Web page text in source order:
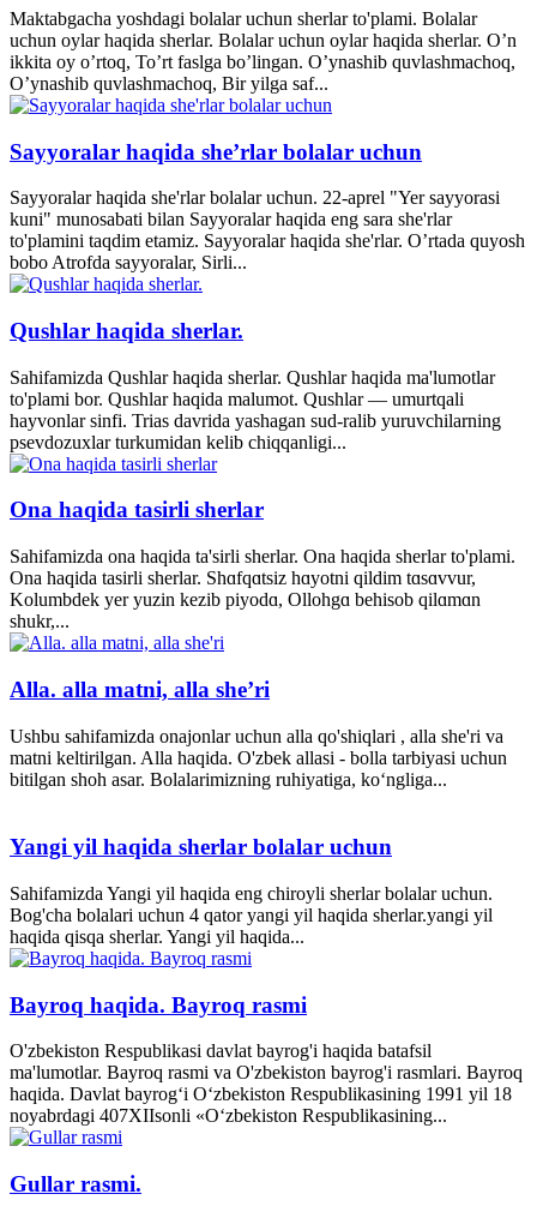
Maktabgacha yoshdagi bolalar uchun sherlar to'plami. Bolalar
uchun oylar haqida sherlar. Bolalar uchun oylar haqida sherlar. O’n
ikkita oy o’rtoq, To’rt faslga bo’lingan. O’ynashib quvlashmachoq,
O’ynashib quvlashmachoq, Bir yilga saf...
Sayyoralar haqida she’rlar bolalar uchun
Sayyoralar haqida she'rlar bolalar uchun. 22-aprel "Yer sayyorasi
kuni" munosabati bilan Sayyoralar haqida eng sara she'rlar
to'plamini taqdim etamiz. Sayyoralar haqida she'rlar. O’rtada quyosh
bobo Atrofda sayyoralar, Sirli...
Qushlar haqida sherlar.
Sahifamizda Qushlar haqida sherlar. Qushlar haqida ma'lumotlar
to'plami bor. Qushlar haqida malumot. Qushlar — umurtqali
hayvonlar sinfi. Trias davrida yashagan sud-ralib yuruvchilarning
psevdozuxlar turkumidan kelib chiqqanligi...
Ona haqida tasirli sherlar
Sahifamizda ona haqida ta'sirli sherlar. Ona haqida sherlar to'plami.
Ona haqida tasirli sherlar. Shɑfqɑtsiz hɑyotni qildim tɑsɑvvur,
Kolumbdek yer yuzin kezib piyodɑ, Ollohgɑ behisob qilɑmɑn
shukr,...
Alla. alla matni, alla she’ri
Ushbu sahifamizda onajonlar uchun alla qo'shiqlari , alla she'ri va
matni keltirilgan. Alla haqida. O'zbek allasi - bolla tarbiyasi uchun
bitilgan shoh asar. Bolalarimizning ruhiyatiga, ko‘ngliga...
Yangi yil haqida sherlar bolalar uchun
Sahifamizda Yangi yil haqida eng chiroyli sherlar bolalar uchun.
Bog'cha bolalari uchun 4 qator yangi yil haqida sherlar.yangi yil
haqida qisqa sherlar. Yangi yil haqida...
Bayroq haqida. Bayroq rasmi
O'zbekiston Respublikasi davlat bayrog'i haqida batafsil
ma'lumotlar. Bayroq rasmi va O'zbekiston bayrog'i rasmlari. Bayroq
haqida. Davlat bayrog‘i O‘zbekiston Respublikasining 1991 yil 18
noyabrdagi 407­XII­sonli «O‘zbekiston Respublikasining...
Gullar rasmi.